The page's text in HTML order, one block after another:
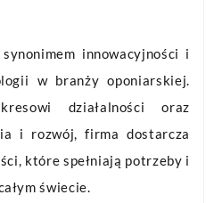
innowacyjności i
w branży oponiarskiej.
działalności oraz
i rozwój, firma dostarcza
które spełniają potrzeby i
świecie.